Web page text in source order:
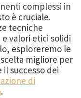
complessi in
è cruciale.
tecniche
valori etici solidi
esploreremo le
migliore per
successo dei
di
.